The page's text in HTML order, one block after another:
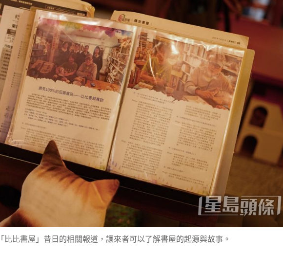
比比書屋」昔日的相關報道，讓來者可以了解書屋的起源與故事。